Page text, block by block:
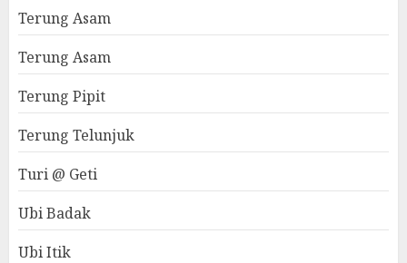
Terung Asam
Terung Asam
Terung Pipit
Terung Telunjuk
Turi @ Geti
Ubi Badak
Ubi Itik